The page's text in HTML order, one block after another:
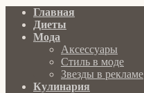
Главная
Диеты
Мода
Аксессуары
Стиль в моде
Звезды в рекламе
Кулинария